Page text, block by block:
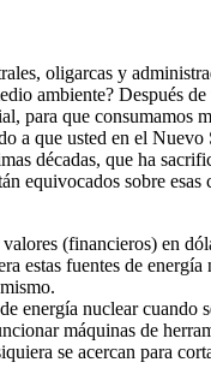
oligarcas y
ambiente? Después
para que consumamos
a que usted en el
décadas, que ha
sobre esas
(financieros) en
estas fuentes de
nuclear cuando
máquinas de
se acercan para